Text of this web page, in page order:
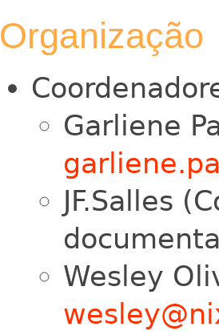
Organização
Garliene
JF.Salles
Wesley